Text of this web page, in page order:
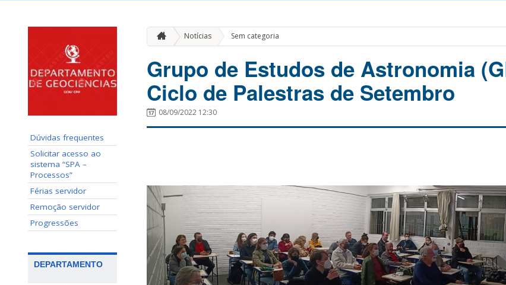
Dúvidas frequentes
Solicitar acesso ao
sistema “SPA –
Processos”
Férias servidor
Remoção servidor
Progressões
DEPARTAMENTO
Notícias Sem categoria
Grupo de Estudos de Astronomia
Ciclo de Palestras de Setembro
08/09/2022 12:30